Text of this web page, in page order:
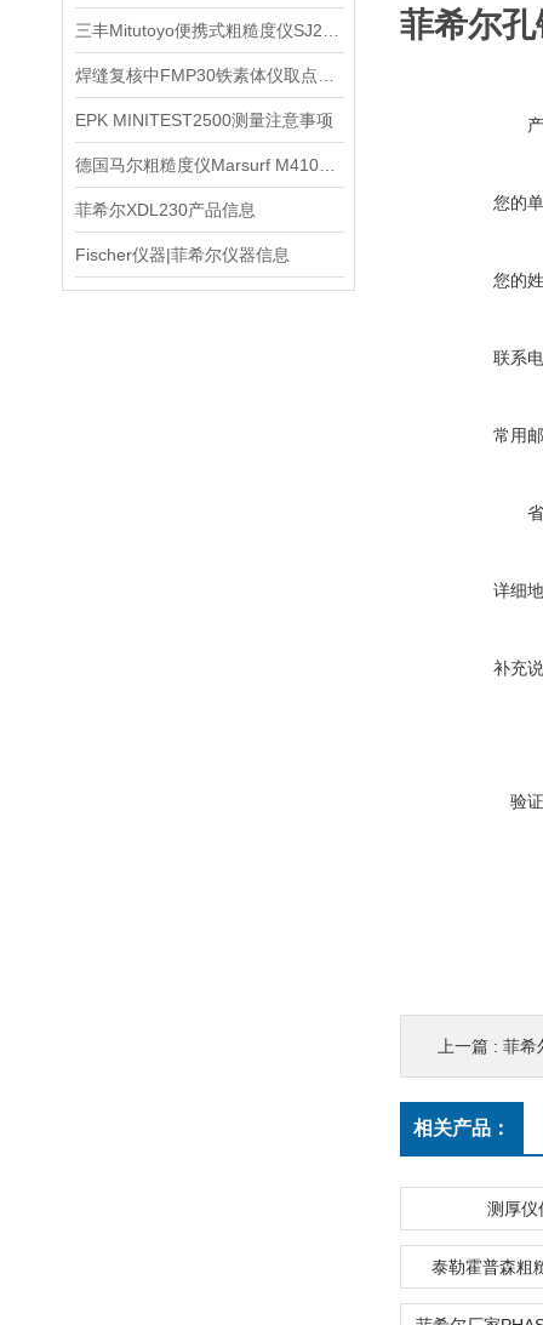
EPK MINITEST2500测量注意事项
菲希尔XDL230产品信息
Fischer仪器|菲希尔仪器信息
菲希尔
您的
您的
联系
常用
详细
补充
验
上一篇 : 菲希
相关产品：
测厚仪
泰勒霍普森粗